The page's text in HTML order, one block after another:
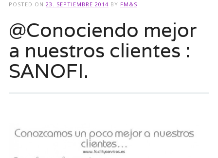
POSTED ON 23. SEPTIEMBRE 2014 BY FM&S
@Conociendo mejor
a nuestros clientes :
SANOFI.